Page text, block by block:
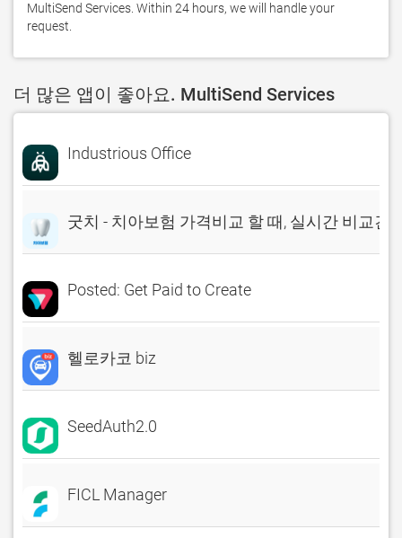
MultiSend Services. Within 24 hours, we will handle your
request.
더 많은 앱이 좋아요. MultiSend Services
Industrious Office
굿치 - 치아보험 가격비교 할 때, 실시간 비교견
Posted: Get Paid to Create
헬로카코 biz
SeedAuth2.0
FICL Manager